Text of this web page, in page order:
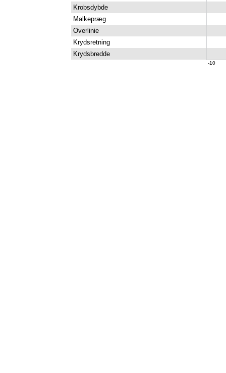
Krobsdybde
Malkepræg
Overlinie
Krydsretning
Krydsbredde
-10